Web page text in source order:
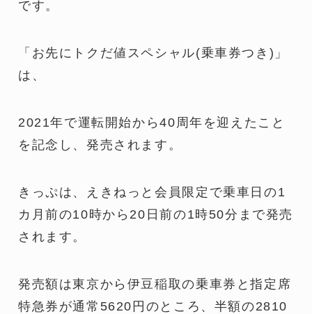
です。
「お先にトクだ値スペシャル(乗車券つき)」
は、
2021年で運転開始から40周年を迎えたこと
を記念し、発売されます。
きっぷは、えきねっと会員限定で乗車日の1
カ月前の10時から20日前の1時50分まで発売
されます。
発売額は東京から伊豆稲取の乗車券と指定席
特急券が通常5620円のところ、半額の2810